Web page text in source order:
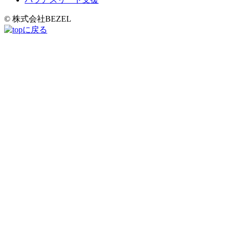
© 株式会社BEZEL